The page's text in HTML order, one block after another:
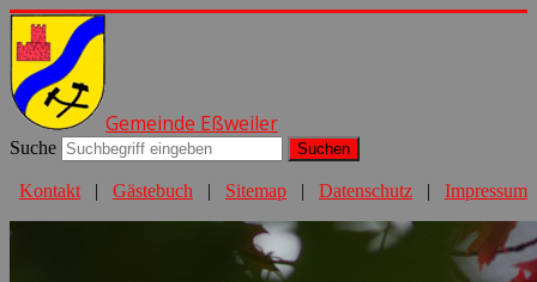
Gemeinde Eßweiler
Suche Suchen
Kontakt | Gästebuch | Sitemap | Datenschutz | Impressum